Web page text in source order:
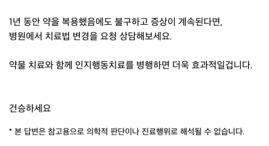
1년 동안 약을 복용했음에도 불구하고 증상이 계속된다면,
병원에서 치료법 변경을 요청 상담해보세요.
약물 치료와 함께 인지행동치료를 병행하면 더욱 효과적일겁니다.
건승하세요
* 본 답변은 참고용으로 의학적 판단이나 진료행위로 해석될 수 없습니다.